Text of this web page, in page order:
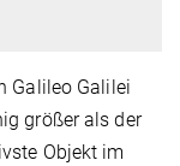
Galileo Galilei
größer als der
Objekt im